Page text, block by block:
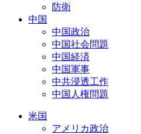
防衛
中国
中国政治
中国社会問題
中国経済
中国軍事
中共浸透工作
中国人権問題
米国
アメリカ政治